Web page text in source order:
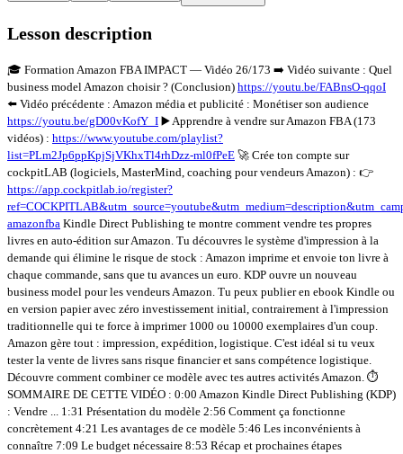
Lesson description
🎓 Formation Amazon FBA IMPACT — Vidéo 26/173 ➡️ Vidéo suivante : Quel
business model Amazon choisir ? (Conclusion) https://youtu.be/FABnsO-qqoI
⬅️ Vidéo précédente : Amazon média et publicité : Monétiser son audience
https://youtu.be/gD00vKofY_I ▶️ Apprendre à vendre sur Amazon FBA (173
vidéos) : https://www.youtube.com/playlist?
list=PLm2Jp6ppKpjSjVKhxTl4rhDzz-ml0fPeE 🚀 Crée ton compte sur
cockpitLAB (logiciels, MasterMind, coaching pour vendeurs Amazon) : 👉
https://app.cockpitlab.io/register?
amazonfba Kindle Direct Publishing te montre comment vendre tes propres
livres en auto-édition sur Amazon. Tu découvres le système d'impression à la
demande qui élimine le risque de stock : Amazon imprime et envoie ton livre à
chaque commande, sans que tu avances un euro. KDP ouvre un nouveau
business model pour les vendeurs Amazon. Tu peux publier en ebook Kindle ou
en version papier avec zéro investissement initial, contrairement à l'impression
traditionnelle qui te force à imprimer 1000 ou 10000 exemplaires d'un coup.
Amazon gère tout : impression, expédition, logistique. C'est idéal si tu veux
tester la vente de livres sans risque financier et sans compétence logistique.
Découvre comment combiner ce modèle avec tes autres activités Amazon. ⏱️
SOMMAIRE DE CETTE VIDÉO : 0:00 Amazon Kindle Direct Publishing (KDP)
: Vendre ... 1:31 Présentation du modèle 2:56 Comment ça fonctionne
concrètement 4:21 Les avantages de ce modèle 5:46 Les inconvénients à
connaître 7:09 Le budget nécessaire 8:53 Récap et prochaines étapes